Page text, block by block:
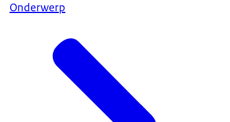
Onderwerp